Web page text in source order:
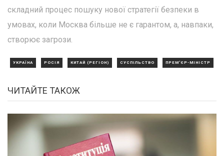
складний процес пошуку нової стратегії безпеки в
умовах, коли Москва більше не є гарантом, а, навпаки,
створює загрози.
УКРАЇНА РОСІЯ КИТАЙ (РЕГІОН) СУСПІЛЬСТВО ПРЕМ'ЄР-МІНІСТР
ЧИТАЙТЕ ТАКОЖ